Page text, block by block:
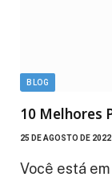
BLOG
10 Melhores
25 DE AGOSTO DE 2022
Você está